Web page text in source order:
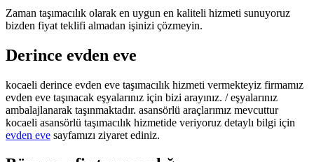
Zaman taşımacılık olarak en uygun en kaliteli hizmeti sunuyoruz
bizden fiyat teklifi almadan işinizi çözmeyin.
Derince evden eve
kocaeli derince evden eve taşımacılık hizmeti vermekteyiz firmamız
evden eve taşınacak eşyalarınız için bizi arayınız. / eşyalarınız
ambalajlanarak taşınmaktadır. asansörlü araçlarımız mevcuttur
kocaeli asansörlü taşımacılık hizmetide veriyoruz detaylı bilgi için
evden eve sayfamızı ziyaret ediniz.